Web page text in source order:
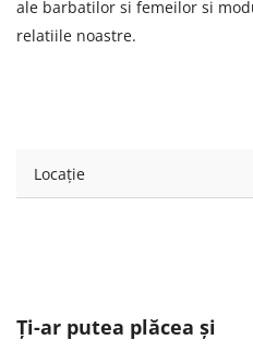
ale barbatilor si femeilor si
relatiile noastre.
Locație
Ți-ar putea plăcea și